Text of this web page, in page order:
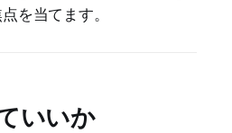
を当てます。
いいか